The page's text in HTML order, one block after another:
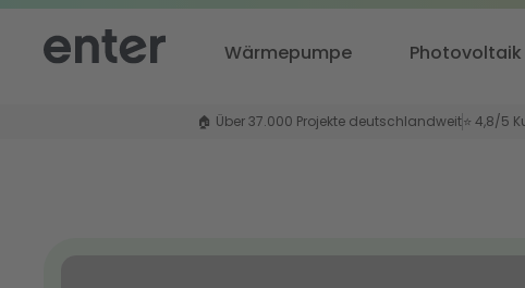
Wärmepumpe Photovoltaik
🏠 Über 37.000 Projekte deutschlandweit⭐ 4,8/5